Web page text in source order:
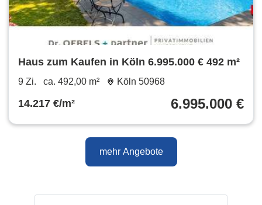
Haus zum Kaufen in Köln 6.995.000 € 492 m²
9 Zi. ca. 492,00 m² Köln 50968
14.217 €/m² 6.995.000 €
mehr Angebote